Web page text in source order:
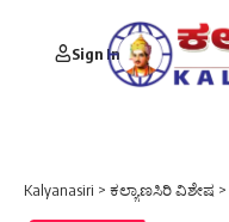
Sign In
Kalyanasiri > ಕಲ್ಯಾಣಸಿರಿ ವಿಶೇಷ >